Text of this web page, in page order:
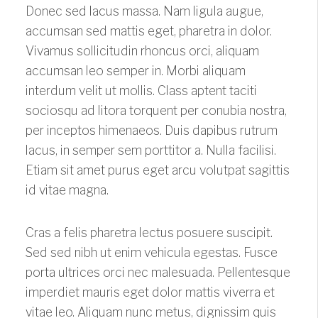
Donec sed lacus massa. Nam ligula augue,
accumsan sed mattis eget, pharetra in dolor.
Vivamus sollicitudin rhoncus orci, aliquam
accumsan leo semper in. Morbi aliquam
interdum velit ut mollis. Class aptent taciti
sociosqu ad litora torquent per conubia nostra,
per inceptos himenaeos. Duis dapibus rutrum
lacus, in semper sem porttitor a. Nulla facilisi.
Etiam sit amet purus eget arcu volutpat sagittis
id vitae magna.
Cras a felis pharetra lectus posuere suscipit.
Sed sed nibh ut enim vehicula egestas. Fusce
porta ultrices orci nec malesuada. Pellentesque
imperdiet mauris eget dolor mattis viverra et
vitae leo. Aliquam nunc metus, dignissim quis